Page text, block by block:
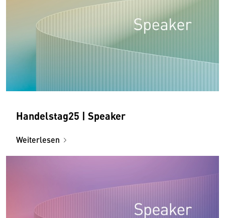
Handelstag25 | Speaker
Weiterlesen